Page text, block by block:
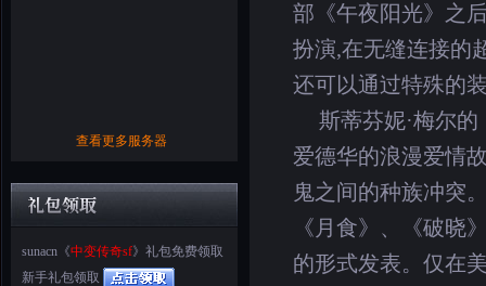
查看更多服务器
sunacn《中变传奇sf》礼包免费领取
新手礼包领取
部《午夜阳光》之
扮演,在无缝连接的
还可以通过特殊的
斯蒂芬妮·梅尔
爱德华的浪漫爱情
鬼之间的种族冲突
《月食》、《破晓
的形式发表。仅在